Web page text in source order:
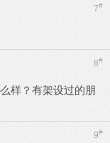
7#
8#
样？有架设过的朋
9#